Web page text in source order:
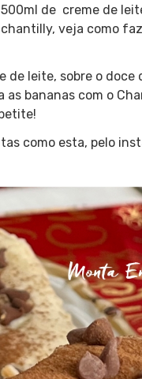
de creme de
veja como
de leite, sobre o doce
bananas com o
como esta, pelo